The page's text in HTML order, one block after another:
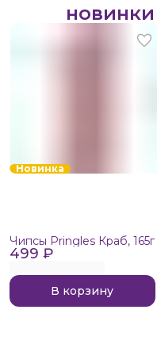
Новинка
499 ₽
Чипсы Pringles Краб, 165г
В корзину